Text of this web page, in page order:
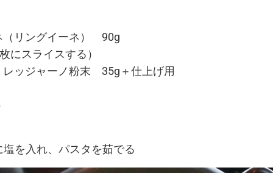
（リングイーネ） 90g
スライスする）
レッジャーノ粉末 35g＋仕上げ用
を入れ、パスタを茹でる